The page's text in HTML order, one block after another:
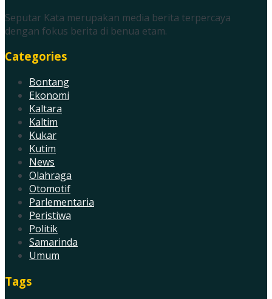
Seputar Kata merupakan media berita terpercaya
dengan fokus berita di benua etam.
Categories
Bontang
Ekonomi
Kaltara
Kaltim
Kukar
Kutim
News
Olahraga
Otomotif
Parlementaria
Peristiwa
Politik
Samarinda
Umum
Tags